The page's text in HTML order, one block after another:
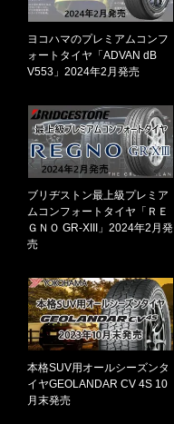
ヨコハマのプレミアムコンフ
ォートタイヤ「ADVAN dB
V553」2024年2月発売
ブリヂストン最上級プレミア
ムコンフォートタイヤ「ＲＥ
ＧＮＯ GR-XIII」2024年2月発
売
本格SUV用オールシーズンタ
イヤGEOLANDAR CV 4S 10
月末発売